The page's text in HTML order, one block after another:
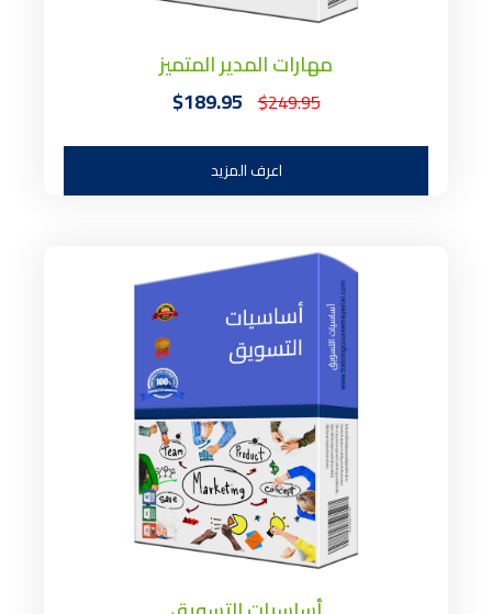
مهارات المدير المتميز
$249.95
$189.95
اعرف المزيد